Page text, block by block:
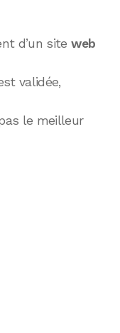
d’un siteweb
validée,
le meilleur